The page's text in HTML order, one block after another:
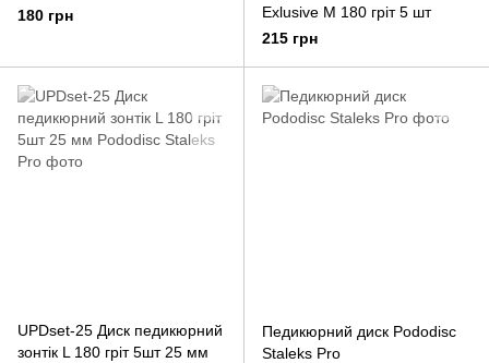
180 грн
Exlusive M 180 гріт 5 шт
215 грн
UPDset-25 Диск педикюрний
зонтік L 180 гріт 5шт 25 мм
Педикюрний диск Pododisc
Staleks Pro